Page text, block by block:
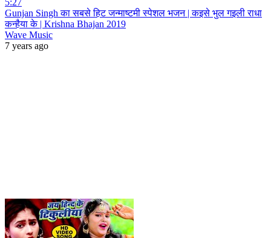
5:27
Gunjan Singh का सबसे हिट जन्माष्टमी स्पेशल भजन | कइसे भुल गइली राधा
कन्हैया के | Krishna Bhajan 2019
Wave Music
7 years ago